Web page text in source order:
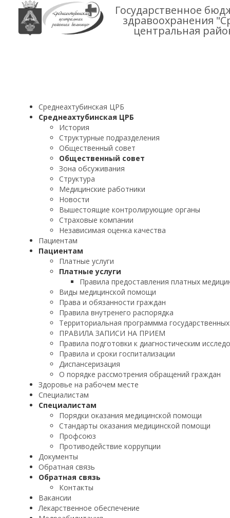
Государственное
здравоохранения
центральная
Среднеахтубинская ЦРБ
Среднеахтубинская ЦРБ
История
Структурные подразделения
Общественный совет
Общественный совет
Зона обсуживания
Структура
Медицинские работники
Новости
Вышестоящие контролирующие органы
Страховые компании
Независимая оценка качества
Пациентам
Пациентам
Платные услуги
Платные услуги
Правила предоставления платных
Виды медицинской помощи
Права и обязанности граждан
Правила внутренего распорядка
Территориальная программма
ПРАВИЛА ЗАПИСИ НА ПРИЕМ
Правила подготовки к диагностическим
Правила и сроки госпитализации
Диспансеризация
О порядке рассмотрения обращений граждан
Здоровье на рабочем месте
Специалистам
Специалистам
Порядки оказания медицинской помощи
Стандарты оказания медицинской помощи
Профсоюз
Противодействие коррупции
Документы
Обратная связь
Обратная связь
Контакты
Вакансии
Лекарственное обеспечение